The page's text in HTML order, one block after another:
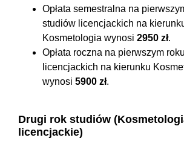
Opłata semestralna na
studiów licencjackich na
Kosmetologia wynosi 2950 zł.
Opłata roczna na pierwszym
licencjackich na kierunku
wynosi 5900 zł.
Drugi rok studiów
licencjackie)